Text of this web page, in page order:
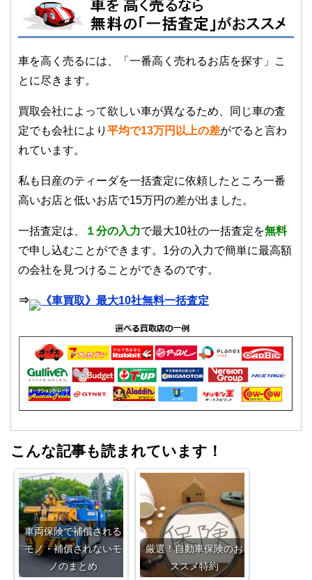
車を高く売るには、「一番高く売れるお店を探す」こ
とに尽きます。
買取会社によって欲しい車が異なるため、同じ車の査
定でも会社により 平均で13万円以上の差がでると言わ
れています。
私も日産のティーダを一括査定に依頼したところ一番
高いお店と低いお店で15万円の差が出ました。
一括査定は、 １分の入力で最大10社の一括査定を無料
で申し込むことができます。1分の入力で簡単に最高額
の会社を見つけることができるのです。
⇒ 《車買取》最大10社無料一括査定
こんな記事も読まれています！
車両保険で補償される
モノ・補償されないモ
ノのまとめ
厳選！自動車保険のお
ススメ特約